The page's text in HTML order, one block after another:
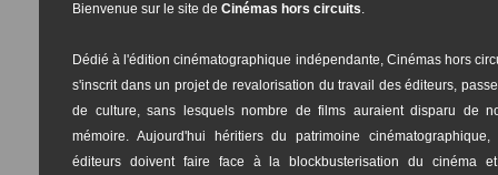
Bienvenue sur le site de Cinémas hors circuits.
Dédié à l'édition cinématographique indépendante, Cinémas hors
s'inscrit dans un projet de revalorisation du travail des éditeurs,
de culture, sans lesquels nombre de films auraient disparu de
mémoire. Aujourd'hui héritiers du patrimoine cinématographique,
éditeurs doivent faire face à la blockbusterisation du cinéma